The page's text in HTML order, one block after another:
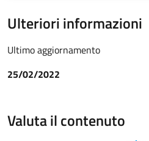
Ulteriori informazioni
Ultimo aggiornamento
25/02/2022
Valuta il contenuto